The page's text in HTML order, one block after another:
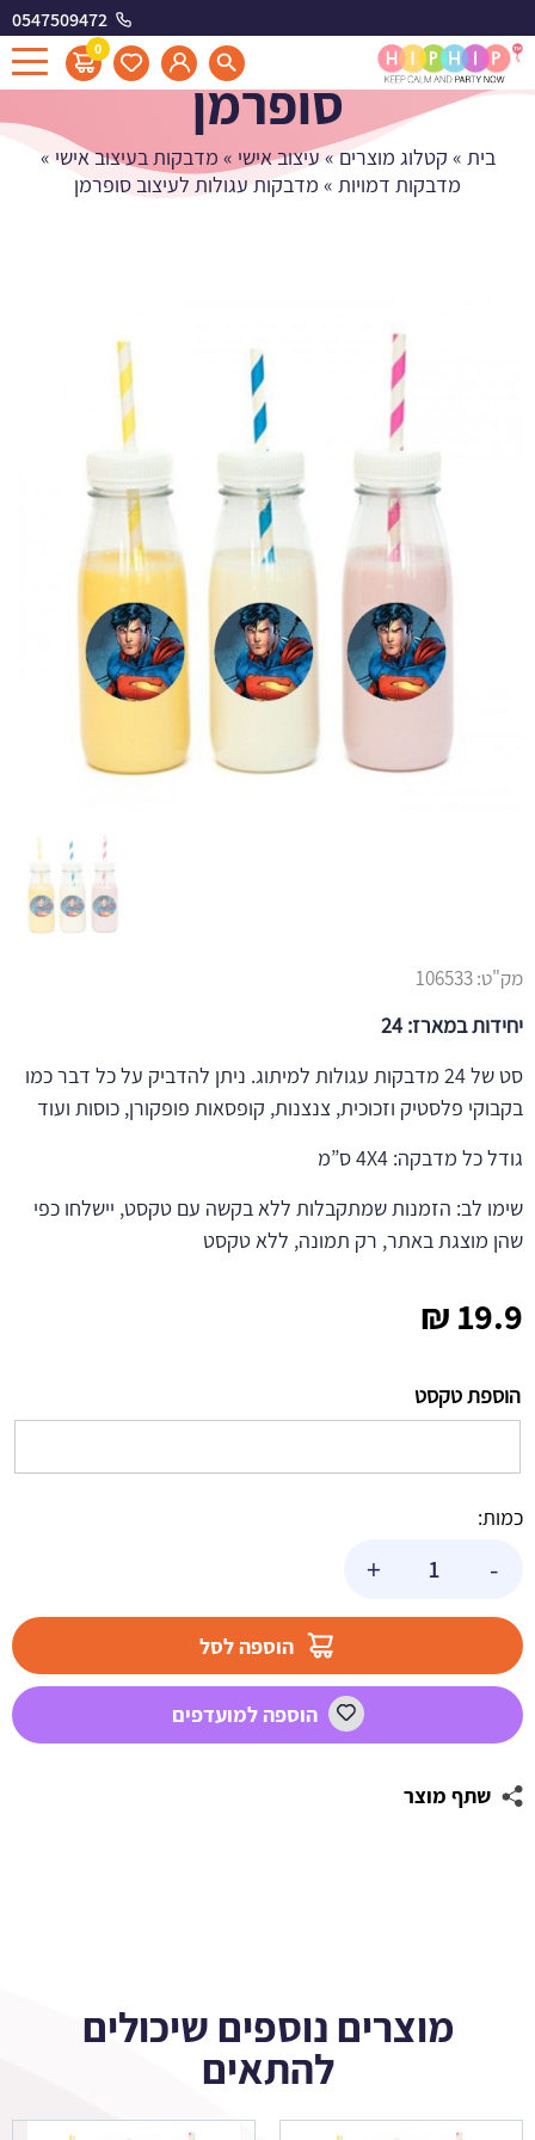
0547509472
0
מדבקות עגולות לעיצוב
סופרמן
בית » קטלוג מוצרים »עיצוב אישי » מדבקות בעיצוב אישי »
מדבקות דמויות » מדבקות עגולות לעיצוב סופרמן
19.9
₪
הוספת טקסט
כמות:
-
סופרמן
+
הוספה לסל
הוספה למועדפים
שתף מוצר
מק"ט:106533
יחידות במארז: 24
סט של 24 מדבקות עגולות למיתוג. ניתן להדביק על כל דבר כמו
בקבוקי פלסטיק וזכוכית, צנצנות, קופסאות פופקורן, כוסות ועוד
גודל כל מדבקה: 4X4 ס”מ
שימו לב: הזמנות שמתקבלות ללא בקשה עם טקסט, יישלחו כפי
שהן מוצגת באתר, רק תמונה, ללא טקסט
מוצרים נוספים שיכולים
להתאים